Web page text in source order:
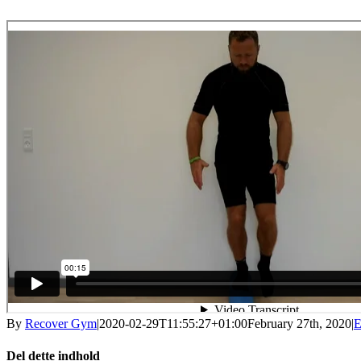
By Recover Gym|2020-02-29T11:55:27+01:00February 27th, 2020|
Del dette indhold